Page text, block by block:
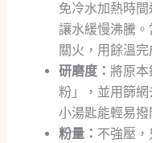
免冷水加熱時
讓水緩慢沸騰
關火，用餘溫完
研磨度： 將原本
粉」，並用篩
小湯匙能輕易撥
粉量： 不強壓